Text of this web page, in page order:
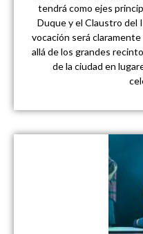
tendrá como ejes
Duque y el Claustro del
vocación será
allá de los grandes
de la ciudad en